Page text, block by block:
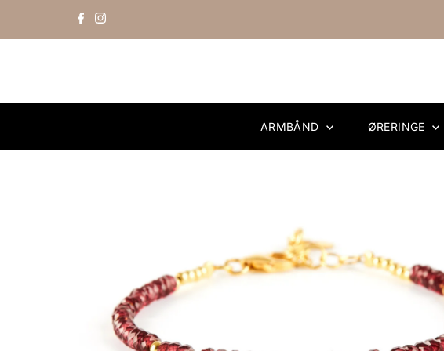
Skip to content
ARMBÅND ØRERINGE